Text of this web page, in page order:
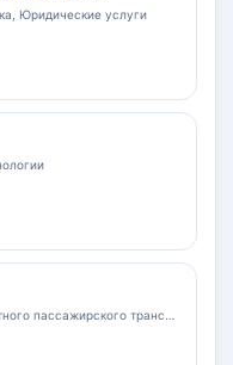
Юридические услуги